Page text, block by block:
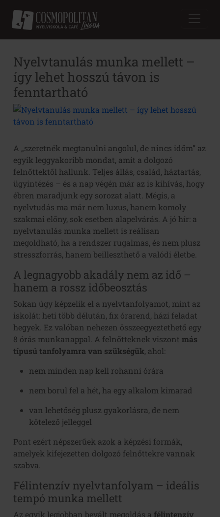
Nyelvtanulás munka mellett –
így lehet hosszú távon is
fenntartható
A „szeretnék megtanulni angolul, de nincs időm” az
egyik leggyakoribb mondat, amit a dolgozó
felnőttektől hallunk. Teljes állás, család, háztartás,
ügyintézés – és a nap végén már az is kihívás, hogy
ébren maradjunk egy sorozat alatt. Mégis, a
nyelvtudás ma már nem luxus, hanem komoly
szakmai előny, sok esetben alapelvárás. A jó hír: a
nyelvtanulás munka mellett is reálisan
megoldható, ha a rendszer rugalmas, és nem plusz
stresszforrás, hanem beilleszthető a valódi életbe.
A legnagyobb akadály nem az idő –
hanem a rossz időbeosztás
Sokan úgy képzelik el a nyelvtanfolyamot, mint az
iskolát: heti több délután, fix órarend, házi feladat
hegyek. Ez valóban nehezen összeegyeztethető egy
8 órás munkanappal. A felnőtteknek viszont más
típusú tanfolyamra van szükségük, ahol:
nem minden nap kell rohanni órára
nem borul fel a hét, ha egy alkalom kimarad
van lehetőség plusz gyakorlásra, de nem
kötelező jelleggel
Pont ezért népszerűek azok a képzési formák,
amelyek kifejezetten dolgozó felnőttekre vannak
szabva.
Félintenzív nyelvtanfolyam – ideális
tempó munka mellett
Az egyik legjobban bevált megoldás a félintenzív